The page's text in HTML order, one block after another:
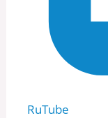
RuTube